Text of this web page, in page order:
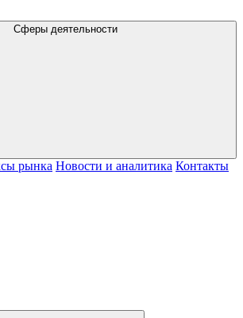
Сферы деятельности
рынка Новости и аналитика Контакты